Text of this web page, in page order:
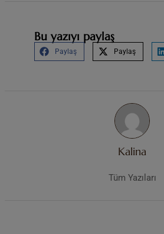
Bu yazıyı paylaş
Paylaş Paylaş
Kalina
Tüm Yazıları